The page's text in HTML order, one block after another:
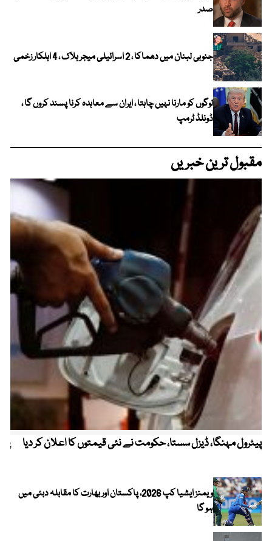
صدر
جنوبی لبنان میں دھماکا ، 2 اسرائیلی میجر ہلاک ، 4 اہلکار زخمی
لوگوں کو مارنا نہیں چاہتا ، ایران سے معاہدہ کرنا پسند کروں گا ،
ڈونلڈ ٹرمپ
مقبول ترین خبریں
پیٹرول مہنگا، ڈیزل سستا، حکومت نے نئی قیمتوں کا اعلان کر دیا
ویمنز ایشیا کپ 2026، پاکستان اور بھارت کا مقابلہ دبئی میں
ہو گا